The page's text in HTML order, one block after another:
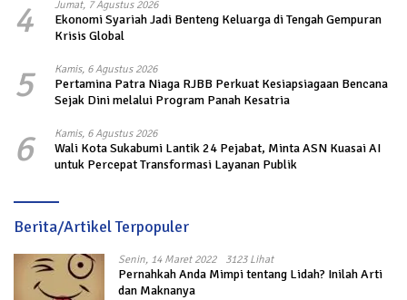
4 Jumat, 7 Agustus 2026
Ekonomi Syariah Jadi Benteng Keluarga di Tengah Gempuran
Krisis Global
5 Kamis, 6 Agustus 2026
Pertamina Patra Niaga RJBB Perkuat Kesiapsiagaan Bencana
Sejak Dini melalui Program Panah Kesatria
6 Kamis, 6 Agustus 2026
Wali Kota Sukabumi Lantik 24 Pejabat, Minta ASN Kuasai AI
untuk Percepat Transformasi Layanan Publik
Berita/Artikel Terpopuler
Senin, 14 Maret 2022 3123 Lihat
Pernahkah Anda Mimpi tentang Lidah? Inilah Arti
dan Maknanya